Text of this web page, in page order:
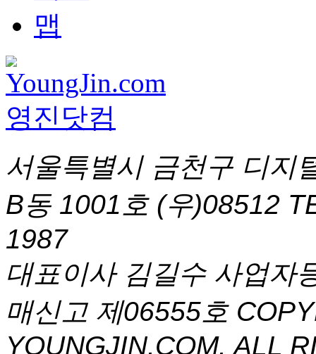
서울특별시 금천구 디지
B동 1001호 (우)08512
1987
대표이사 김길수 사업자
매신고 제06555호
YOUNGJIN.COM. ALL